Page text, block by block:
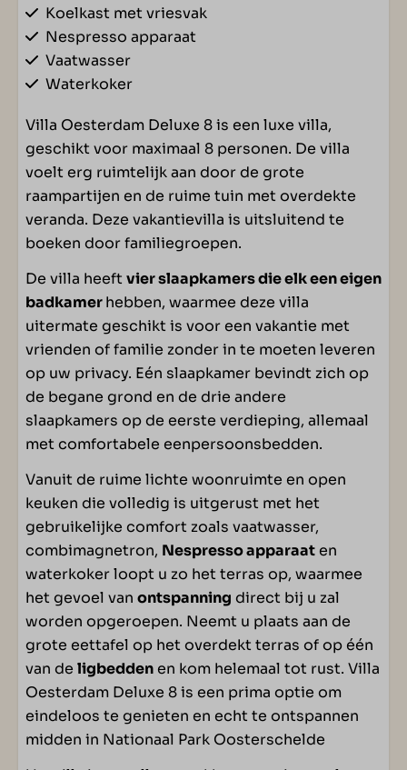
Koelkast met vriesvak
Nespresso apparaat
Vaatwasser
Waterkoker
SLAAPKAMER
Eénpersoonsbed(den): 8
Boxspringbedden
Slaapkamer met balkon op verdieping
Slaapkamer(s) op begane grond: 1
Slaapkamer(s) op verdieping: 3
WOONRUIMTE
Televisie
Radio CD speler
SANITAIR
Badkamer ensuite: 4
Inloopdouche (zonder drempel)
BUITEN
Overdekt terras
Tuin
Tuinmeubilair
Veranda
Twee zonneligbedden
Villa Oesterdam Deluxe 8 is een luxe villa,
geschikt voor maximaal 8 personen. De villa
voelt erg ruimtelijk aan door de grote
raampartijen en de ruime tuin met overdekte
veranda. Deze vakantievilla is uitsluitend te
boeken door familiegroepen.
De villa heeft vier slaapkamers die elk een eigen
badkamerhebben, waarmee deze villa
uitermate geschikt is voor een vakantie met
vrienden of familie zonder in te moeten leveren
op uw privacy. Eén slaapkamer bevindt zich op
de begane grond en de drie andere
slaapkamers op de eerste verdieping, allemaal
met comfortabele eenpersoonsbedden.
Vanuit de ruime lichte woonruimte en open
keuken die volledig is uitgerust met het
gebruikelijke comfort zoals vaatwasser,
combimagnetron, Nespresso apparaaten
waterkoker loopt u zo het terras op, waarmee
het gevoel van ontspanning direct bij u zal
worden opgeroepen. Neemt u plaats aan de
grote eettafel op het overdekt terras of op één
van de ligbeddenen kom helemaal tot rust. Villa
Oesterdam Deluxe 8 is een prima optie om
eindeloos te genieten en echt te ontspannen
midden in Nationaal Park Oosterschelde